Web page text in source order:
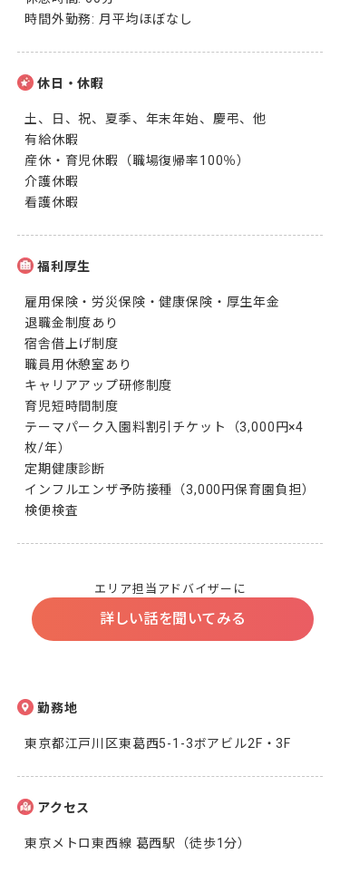
時間外勤務: 月平均ほぼなし
休日・休暇
土、日、祝、夏季、年末年始、慶弔、他
有給休暇
産休・育児休暇（職場復帰率100％）
介護休暇
看護休暇
福利厚生
雇用保険・労災保険・健康保険・厚生年金
退職金制度あり
宿舎借上げ制度
職員用休憩室あり
キャリアアップ研修制度
育児短時間制度
テーマパーク入園料割引チケット（3,000円×4
枚/年）
定期健康診断
インフルエンザ予防接種（3,000円保育園負担）
検便検査
エリア担当アドバイザーに
詳しい話を聞いてみる
勤務地
東京都江戸川区東葛西5-1-3ボアビル2F・3F
アクセス
東京メトロ東西線 葛西駅（徒歩1分）